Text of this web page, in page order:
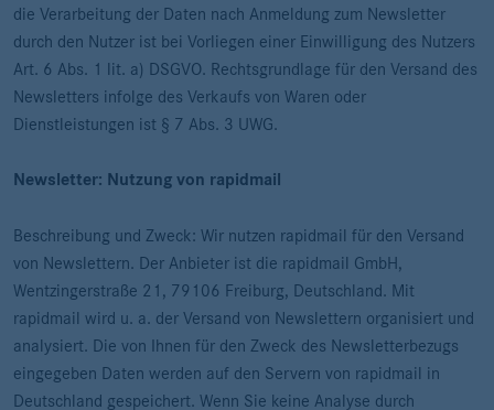
die Verarbeitung der Daten nach Anmeldung zum Newsletter
durch den Nutzer ist bei Vorliegen einer Einwilligung des Nutzers
Art. 6 Abs. 1 lit. a) DSGVO. Rechtsgrundlage für den Versand des
Newsletters infolge des Verkaufs von Waren oder
Dienstleistungen ist § 7 Abs. 3 UWG.
Newsletter: Nutzung von rapidmail
Beschreibung und Zweck: Wir nutzen rapidmail für den Versand
von Newslettern. Der Anbieter ist die rapidmail GmbH,
Wentzingerstraße 21, 79106 Freiburg, Deutschland. Mit
rapidmail wird u. a. der Versand von Newslettern organisiert und
analysiert. Die von Ihnen für den Zweck des Newsletterbezugs
eingegeben Daten werden auf den Servern von rapidmail in
Deutschland gespeichert. Wenn Sie keine Analyse durch